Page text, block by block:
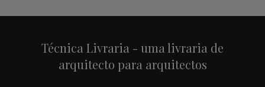
Técnica Livraria - uma livraria de
arquitecto para arquitectos